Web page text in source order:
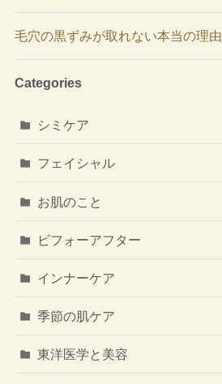
毛穴の黒ずみが取れない本当の理由
Categories
シミケア
フェイシャル
お肌のこと
ビフォーアフター
インナーケア
季節の肌ケア
東洋医学と美容